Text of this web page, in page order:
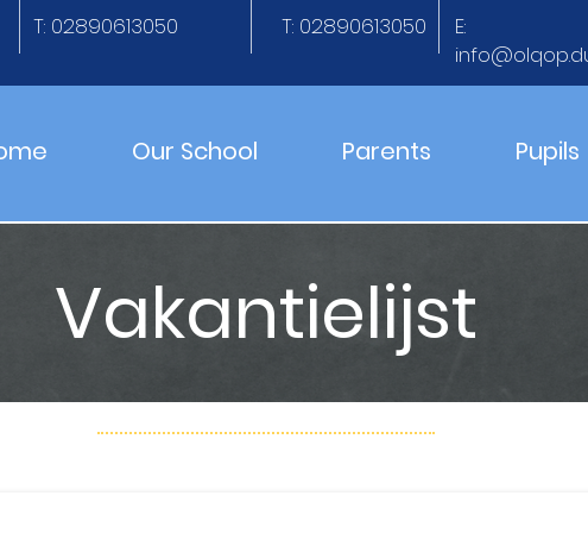
Our School Parents Pupils
T: 02890613050 T: 02890613050
E:
Vakantielijst